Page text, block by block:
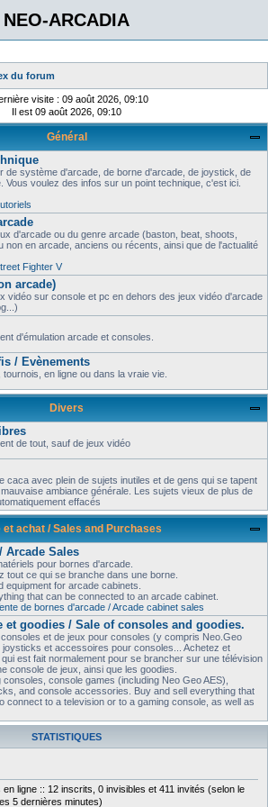
NEO-ARCADIA
du forum
visite : 09 août 2026, 09:10
Il est 09 août 2026, 09:10
Général
de système d'arcade, de borne d'arcade, de joystick, de
Vous voulez des infos sur un point technique, c'est ici.
d'arcade ou du genre arcade (baston, beat, shoots,
non en arcade, anciens ou récents, ainsi que de l'actualité
Fighter V
arcade)
vidéo sur console et pc en dehors des jeux vidéo d'arcade
d'émulation arcade et consoles.
/ Evènements
en ligne ou dans la vraie vie.
Divers
de tout, sauf de jeux vidéo
caca avec plein de sujets inutiles et de gens qui se tapent
ambiance générale. Les sujets vieux de plus de
effacés
et achat / Sales and Purchases
Arcade Sales
pour bornes d'arcade.
tout ce qui se branche dans une borne.
equipment for arcade cabinets.
that can be connected to an arcade cabinet.
de bornes d'arcade / Arcade cabinet sales
et goodies / Sale of consoles and goodies.
et de jeux pour consoles (y compris Neo.Geo
joysticks et accessoires pour consoles... Achetez et
est fait normalement pour se brancher sur une télévision
console de jeux, ainsi que les goodies.
consoles, console games (including Neo Geo AES),
and console accessories. Buy and sell everything that
connect to a television or to a gaming console, as well as
STATISTIQUES
en ligne :: 12 inscrits, 0 invisibles et 411 invités (selon le
5 dernières minutes)